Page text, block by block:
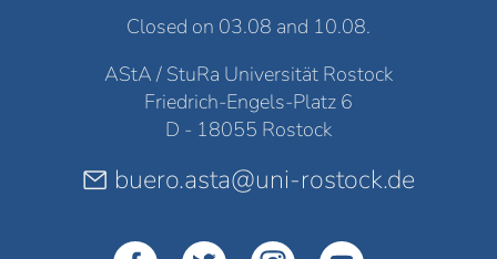
Closed on 03.08 and 10.08.
AStA / StuRa Universität Rostock
Friedrich-Engels-Platz 6
D - 18055 Rostock
buero.asta@uni-rostock.de